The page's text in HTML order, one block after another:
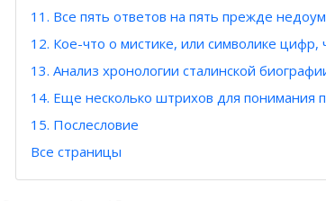
11. Все пять ответов на пять прежде
12. Кое-что о мистике, или символике цифр,
13. Анализ хронологии сталинской
14. Еще несколько штрихов для понимания
15. Послесловие
Все страницы